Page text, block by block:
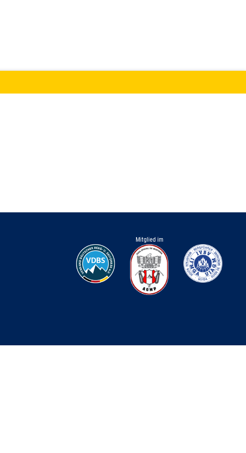
Mitglied im